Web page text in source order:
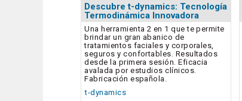
Descubre t-dynamics: Tecnología
Termodinámica Innovadora
Una herramienta 2 en 1 que te permite
brindar un gran abanico de
tratamientos faciales y corporales,
seguros y confortables. Resultados
desde la primera sesión. Eficacia
avalada por estudios clínicos.
Fabricación española.
t-dynamics